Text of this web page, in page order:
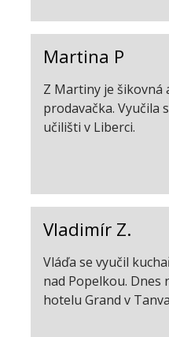
Martina P
Z Martiny je šikovná
prodavačka. Vyučila
učilišti v Liberci.
Vladimír Z.
Vláďa se vyučil
nad Popelkou. Dnes
hotelu Grand v